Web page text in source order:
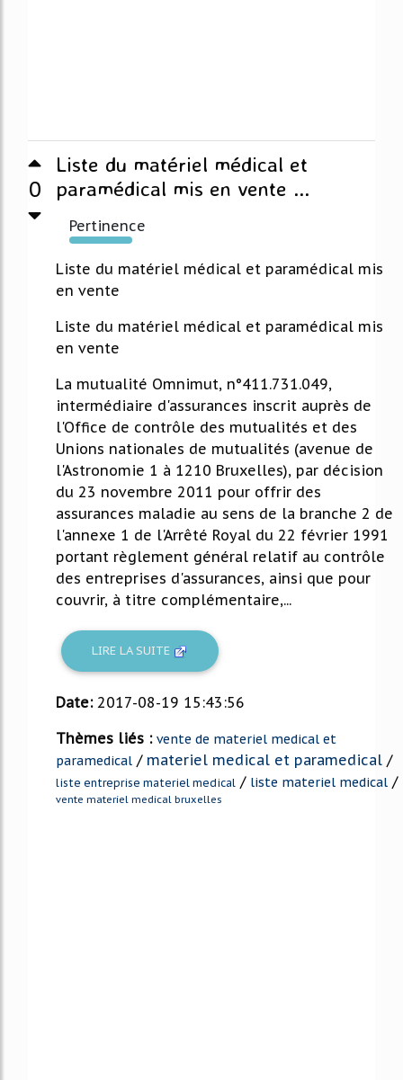
0
Liste du matériel médical et
paramédical mis en vente ...
Pertinence
367%
Liste du matériel médical et paramédical mis
en vente
Liste du matériel médical et paramédical mis
en vente
La mutualité Omnimut, n°411.731.049,
intermédiaire d'assurances inscrit auprès de
l'Office de contrôle des mutualités et des
Unions nationales de mutualités (avenue de
l'Astronomie 1 à 1210 Bruxelles), par décision
du 23 novembre 2011 pour offrir des
assurances maladie au sens de la branche 2 de
l'annexe 1 de l'Arrêté Royal du 22 février 1991
portant règlement général relatif au contrôle
des entreprises d'assurances, ainsi que pour
couvrir, à titre complémentaire,...
LIRE LA SUITE
Date: 2017-08-19 15:43:56
Thèmes liés : vente de materiel medical et
paramedical / materiel medical et paramedical /
liste entreprise materiel medical / liste materiel medical /
vente materiel medical bruxelles